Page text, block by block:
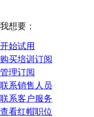
我想要：
开始试用
购买培训订阅
管理订阅
联系销售人员
联系客户服务
查看红帽职位